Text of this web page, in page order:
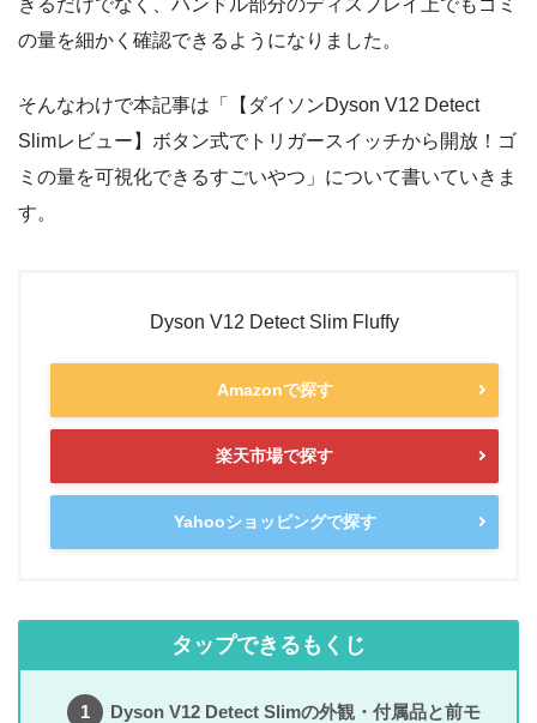
の量を細かく確認できるようになりました。
そんなわけで本記事は「【ダイソンDyson V12 Detect
Slimレビュー】ボタン式でトリガースイッチから開放！ゴ
ミの量を可視化できるすごいやつ」について書いていきま
す。
Dyson V12 Detect Slim Fluffy
Amazonで探す
楽天市場で探す
Yahooショッピングで探す
タップできるもくじ
Dyson V12 Detect Slimの外観・付属品と前モ